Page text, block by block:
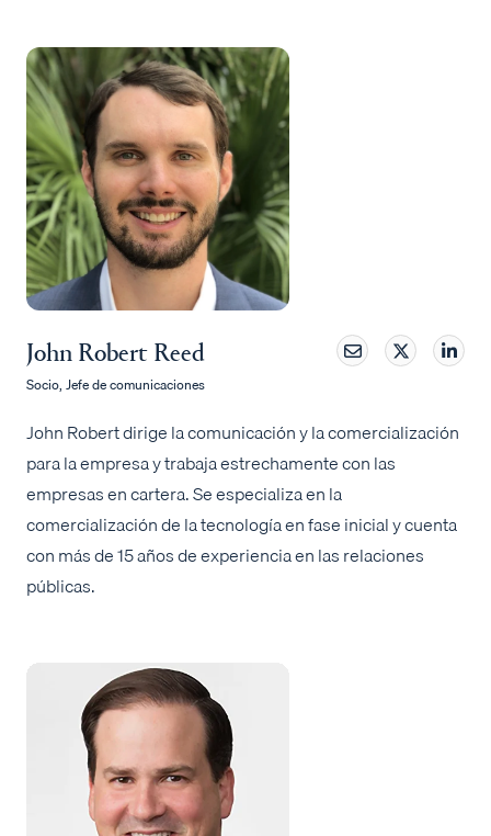
John Robert Reed
Socio, Jefe de comunicaciones
John Robert dirige la comunicación y la comercialización
para la empresa y trabaja estrechamente con las
empresas en cartera. Se especializa en la
comercialización de la tecnología en fase inicial y cuenta
con más de 15 años de experiencia en las relaciones
públicas.